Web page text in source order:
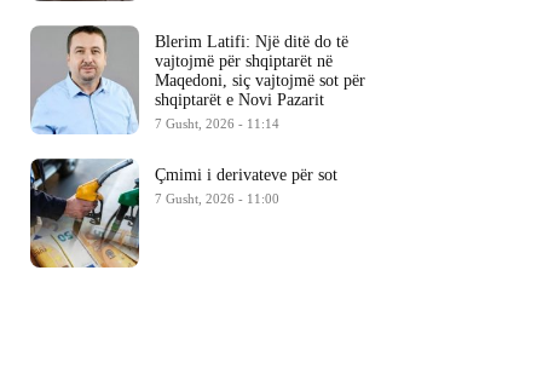
Blerim Latifi: Një ditë do të
vajtojmë për shqiptarët në
Maqedoni, siç vajtojmë sot për
shqiptarët e Novi Pazarit
7 Gusht, 2026 - 11:14
Çmimi i derivateve për sot
7 Gusht, 2026 - 11:00